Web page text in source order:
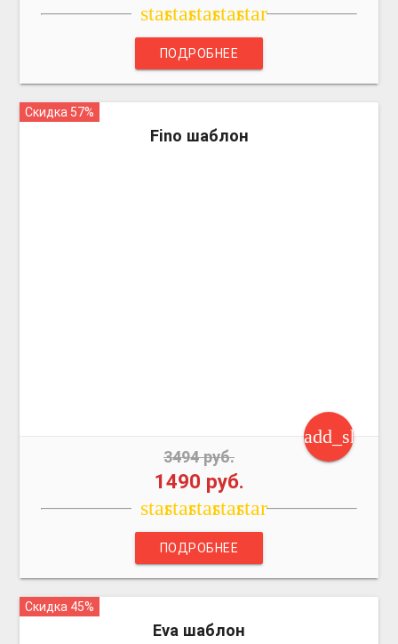
starstarstarstarstar
ПОДРОБНЕЕ
Скидка 57%
Fino шаблон
3494 руб.
1490 руб.
starstarstarstarstar
ПОДРОБНЕЕ
Скидка 45%
Eva шаблон